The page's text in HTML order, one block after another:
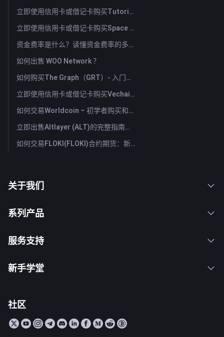
立即使用信用卡或借记卡购买Tutorial (TUT)
立即使用信用卡或借记卡购买Space ID (ID)
资金费率是什么？读懂资金费率的多空信号与常见误用
如何出售 WOO Network ？
如何购买The Graph（GRT）- 入门指南
立即使用信用卡或借记卡购买Vechain (VET)
如何交易Worldcoin – 初学者购买和出售WLD的指南与技巧
立即出售Altlayer (ALT)的完整指南：快速出售Altlayer的方法
如何交易FLOKI(FLOKI)合约期货：新手全面指南
关于我们
系列产品
服务支持
新手学堂
社区